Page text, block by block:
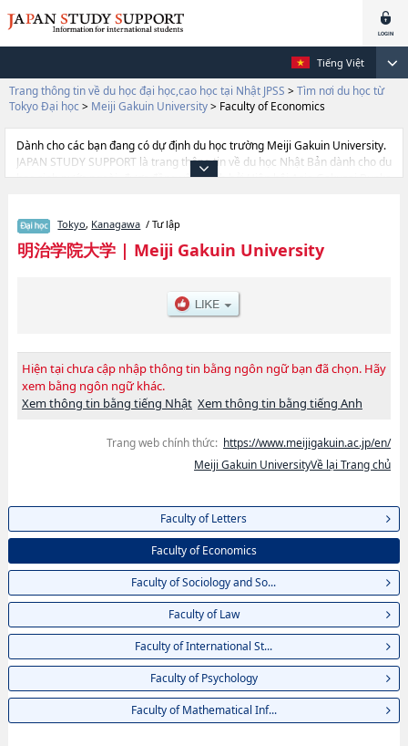
Tiếng Việt
Trang thông tin về du học đại học,cao học tại Nhật JPSS > Tìm nơi du học từ
Tokyo Đại học > Meiji Gakuin University> Faculty of Economics
Dành cho các bạn đang có dự định du học trường Meiji Gakuin University.
JAPAN STUDY SUPPORT là trang thông tin về du học Nhật Bản dành cho du
học sinh nước ngoài, được đồng vận hành bởi Hiệp hội Asia Gakusei Bunka
Faculty of Sociology and Social WorkhoặcNgành Faculty of LawhoặcNgành
Faculty of International StudieshoặcNgành Faculty of
PsychologyhoặcNgành Faculty of Mathematical Informatics của Meiji
bạn đang tìm hiểu thông tin du học liên quan tới Meiji Gakuin University thì
hãy sử dụng trang web này.Ngoài ra còn có cả thông tin của khoảng 1.300
Tokyo, Kanagawa / Tư lập
明治学院大学| Meiji Gakuin University
Hiện tại chưa cập nhập thông tin bằng ngôn ngữ bạn đã chọn. Hãy
xem bằng ngôn ngữ khác.
Xem thông tin bằng tiếng Nhật Xem thông tin bằng tiếng Anh
Trang web chính thức: https://www.meijigakuin.ac.jp/en/
Meiji Gakuin UniversityVề lại Trang chủ
Faculty of Letters
Faculty of Economics
Faculty of Sociology and So...
Faculty of Law
Faculty of International St...
Faculty of Psychology
Faculty of Mathematical Inf...